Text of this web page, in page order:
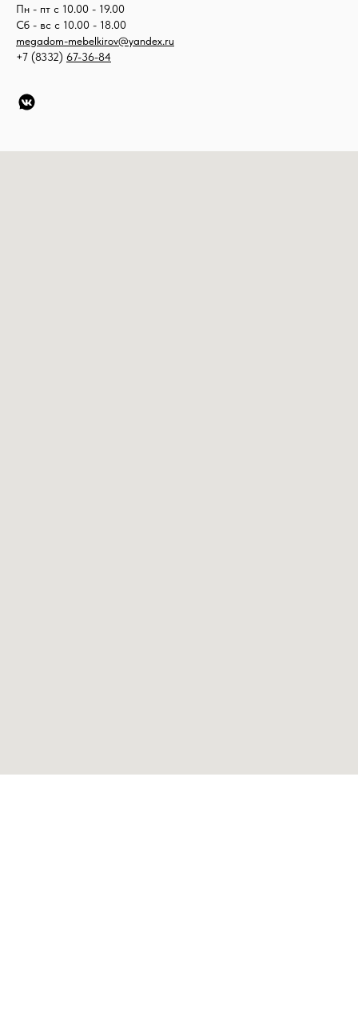
Пн - пт с 10.00 - 19.00
Сб - вс с 10.00 - 18.00
megadom-mebelkirov@yandex.ru
+7 (8332) 67-36-84